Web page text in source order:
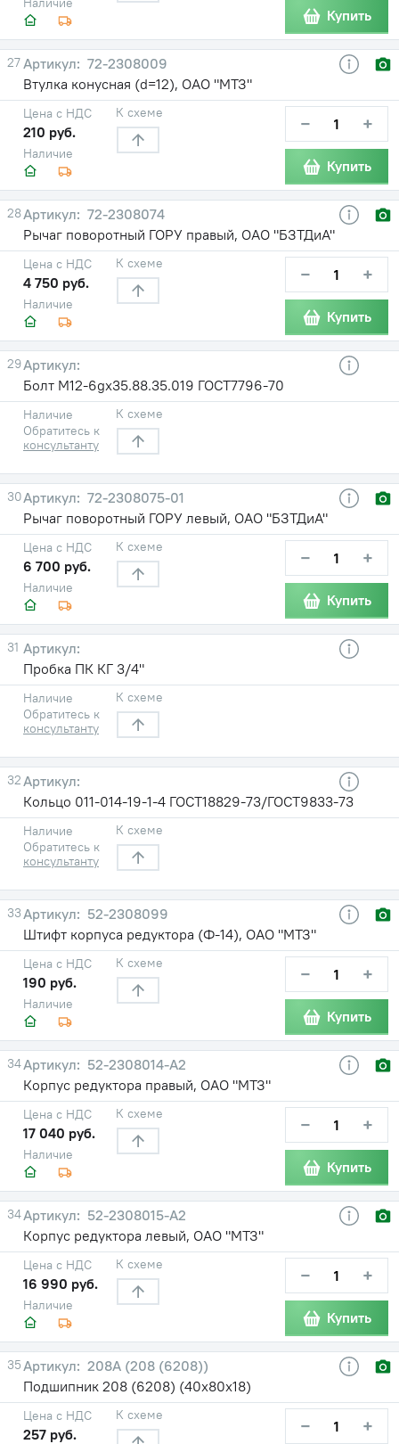
Купить
27
72-2308009
Втулка конусная (d=12), ОАО "МТЗ"
Наличие
Цена с НДС
210 руб.
К схеме − +
Купить
28
72-2308074
Рычаг поворотный ГОРУ правый, ОАО "БЗТДиА"
Наличие
Цена с НДС
4 750 руб.
К схеме − +
Купить
29
Болт М12-6gх35.88.35.019 ГОСТ7796-70
Наличие
Обратитесь к
консультанту
К схеме
30
72-2308075-01
Рычаг поворотный ГОРУ левый, ОАО "БЗТДиА"
Наличие
Цена с НДС
6 700 руб.
К схеме − +
Купить
31
Пробка ПК КГ 3/4"
Наличие
Обратитесь к
консультанту
К схеме
32
Кольцо 011-014-19-1-4 ГОСТ18829-73/ГОСТ9833-73
Наличие
Обратитесь к
консультанту
К схеме
33
52-2308099
Штифт корпуса редуктора (Ф-14), ОАО "МТЗ"
Наличие
Цена с НДС
190 руб.
К схеме − +
Купить
34
52-2308014-А2
Корпус редуктора правый, ОАО "МТЗ"
Наличие
Цена с НДС
17 040 руб.
К схеме − +
Купить
34
52-2308015-А2
Корпус редуктора левый, ОАО "МТЗ"
Наличие
Цена с НДС
16 990 руб.
К схеме − +
Купить
35
208А (208 (6208))
Подшипник 208 (6208) (40х80х18)
Цена с НДС
257 руб.
К схеме − +